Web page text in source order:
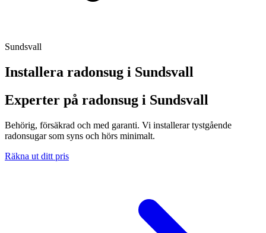
Sundsvall
Installera radonsug i Sundsvall
Experter på radonsug i Sundsvall
Behörig, försäkrad och med garanti. Vi installerar tystgående
radonsugar som syns och hörs minimalt.
Räkna ut ditt pris